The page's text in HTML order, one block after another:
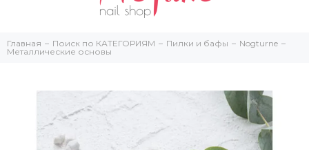
Главная Поиск по КАТЕГОРИЯМ Пилки и бафы
Nogturne
Металлические основы